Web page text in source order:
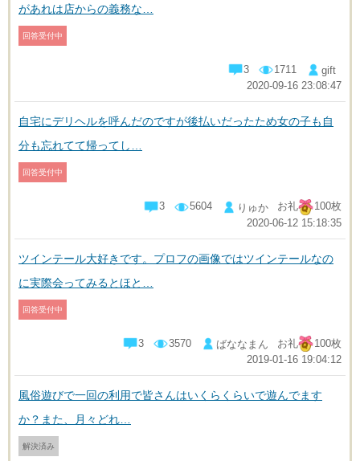
があれは店からの義務な…
回答受付中
3 1711
gift
2020-09-16 23:08:47
自宅にデリヘルを呼んだのですが後払いだったため女の子も自
分も忘れてて帰ってし…
回答受付中
3 5604 りゅか お礼
100枚
2020-06-12 15:18:35
ツインテール大好きです。プロフの画像ではツインテールなの
に実際会ってみるとほと…
回答受付中
3 3570 ばななまん お礼
100枚
2019-01-16 19:04:12
風俗遊びで一回の利用で皆さんはいくらくらいで遊んでます
か？また、月々どれ…
解決済み